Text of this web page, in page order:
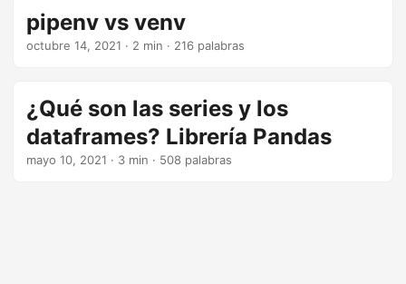
pipenv vs venv
octubre 14, 2021 · 2 min · 216 palabras
¿Qué son las series y los
dataframes? Librería Pandas
mayo 10, 2021 · 3 min · 508 palabras